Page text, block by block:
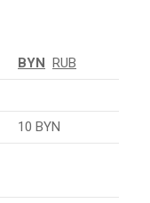
BYN RUB
10 BYN